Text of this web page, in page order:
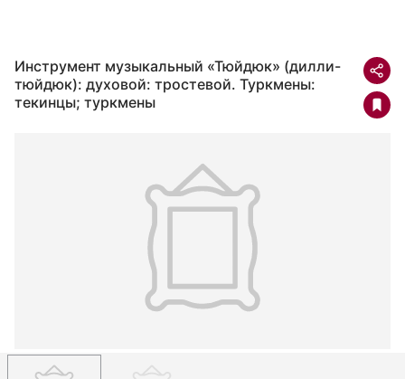
Инструмент музыкальный «Тюйдюк» (дилли-
тюйдюк): духовой: тростевой. Туркмены:
текинцы; туркмены